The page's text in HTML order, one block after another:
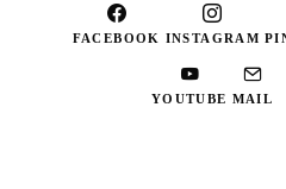
FACEBOOK INSTAGRAM
YOUTUBE MAIL